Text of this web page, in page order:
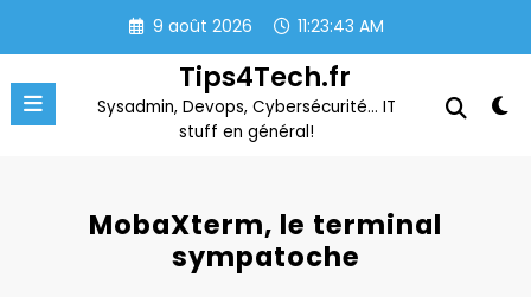
contenu
9 août 2026 11:23:43 AM
Tips4Tech.fr
Sysadmin, Devops, Cybersécurité… IT
stuff en général!
MobaXterm, le terminal
sympatoche